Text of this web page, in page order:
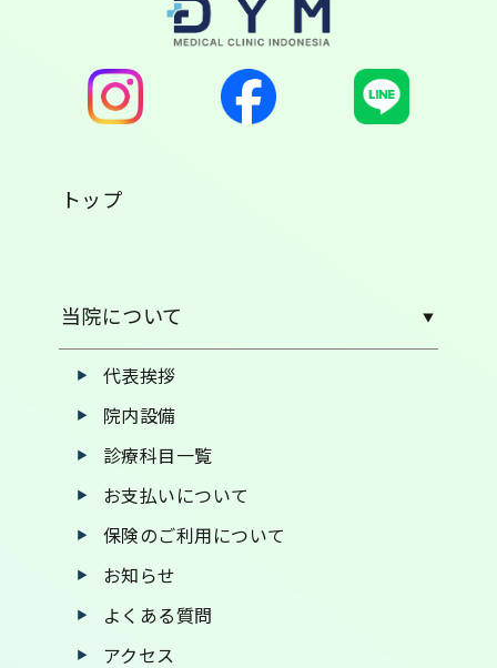
トップ
当院について
代表挨拶
院内設備
診療科目一覧
お支払いについて
保険のご利用について
お知らせ
よくある質問
アクセス